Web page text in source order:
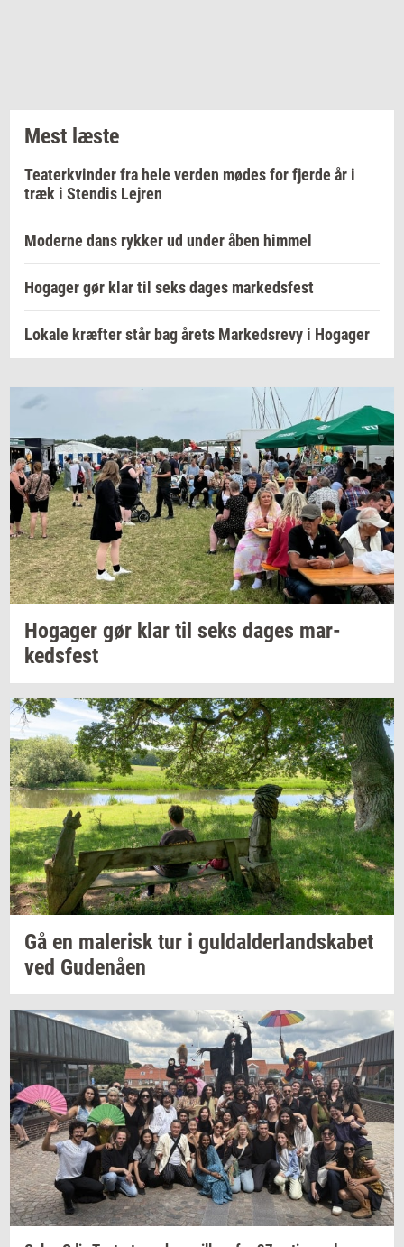
Mest læste
Teaterkvinder fra hele verden mødes for fjerde år i
træk i Stendis Lejren
Moderne dans rykker ud under åben himmel
Hogager gør klar til seks dages markedsfest
Lokale kræfter står bag årets Markedsrevy i Hogager
Ho­ga­ger gør klar til seks dages mar­
keds­fest
Gå en ma­le­risktur i gul­dal­der­land­ska­bet
ved Gu­denå­en